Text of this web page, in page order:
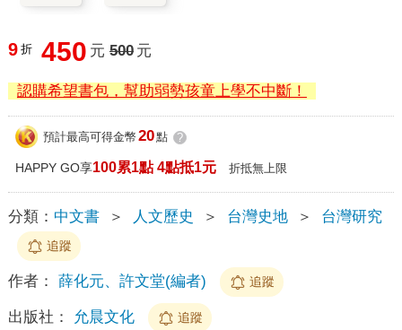
9 折 450 元 500 元
認購希望書包，幫助弱勢孩童上學不中斷！
預計最高可得金幣 20點 ?
HAPPY GO享100累1點 4點抵1元 折抵無上限
分類： 中文書 ＞ 人文歷史 ＞ 台灣史地 ＞ 台灣研究
追蹤
作者： 薛化元、許文堂(編者) 追蹤
出版社： 允晨文化 追蹤